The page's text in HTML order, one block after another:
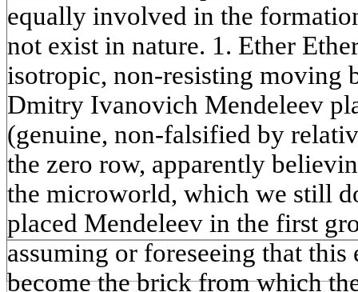
equally involved in the
not exist in nature. 1. Ether
isotropic, non-resisting moving
Dmitry Ivanovich Mendeleev
(genuine, non-falsified by
the zero row, apparently
the microworld, which we still
placed Mendeleev in the first
assuming or foreseeing that this
become the brick from which